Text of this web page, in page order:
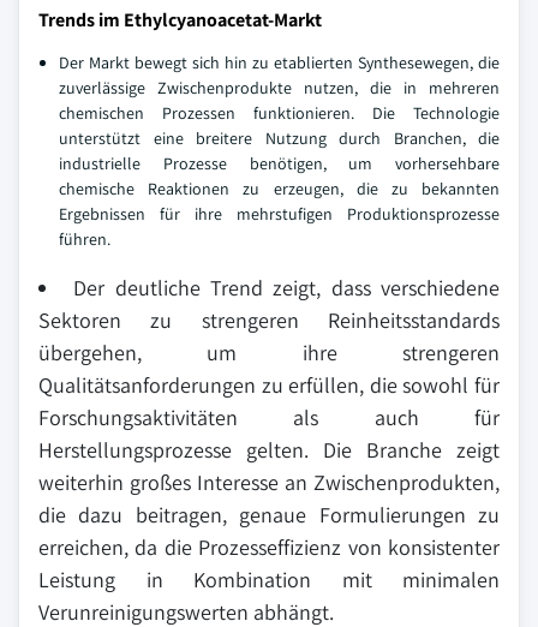
Trends im Ethylcyanoacetat-Markt
Der Markt bewegt sich hin zu etablierten Synthesewegen, die
zuverlässige Zwischenprodukte nutzen, die in mehreren
chemischen Prozessen funktionieren. Die Technologie
unterstützt eine breitere Nutzung durch Branchen, die
industrielle Prozesse benötigen, um vorhersehbare
chemische Reaktionen zu erzeugen, die zu bekannten
Ergebnissen für ihre mehrstufigen Produktionsprozesse
führen.
Der deutliche Trend zeigt, dass verschiedene
Sektoren zu strengeren Reinheitsstandards
übergehen, um ihre strengeren
Qualitätsanforderungen zu erfüllen, die sowohl für
Forschungsaktivitäten als auch für
Herstellungsprozesse gelten. Die Branche zeigt
weiterhin großes Interesse an Zwischenprodukten,
die dazu beitragen, genaue Formulierungen zu
erreichen, da die Prozesseffizienz von konsistenter
Leistung in Kombination mit minimalen
Verunreinigungswerten abhängt.